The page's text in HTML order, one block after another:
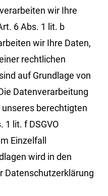
wir Ihre
6 Abs. 1 lit. b
wir Ihre Daten,
rechtlichen
auf Grundlage von
Datenverarbeitung
berechtigten
1 lit. f DSGVO
Einzelfall
wird in den
Datenschutzerklärung